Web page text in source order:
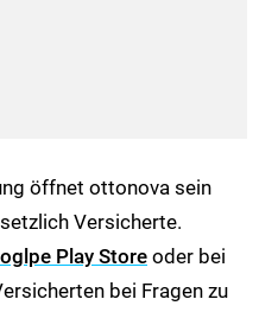
öffnet ottonova sein
Versicherte.
Play Storeoder bei
bei Fragen zu